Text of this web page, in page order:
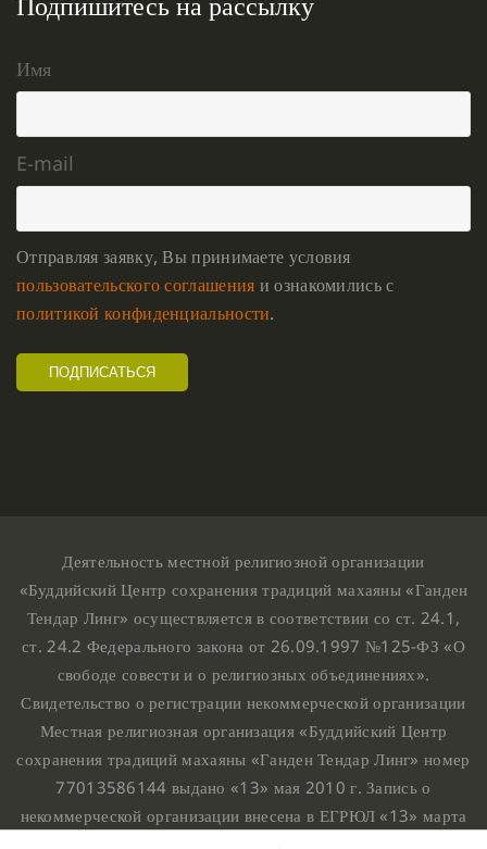
Имя
E-mail
Отправляя заявку, Вы принимаете условия
пользовательского соглашения и ознакомились с
политикой конфиденциальности.
Деятельность местной религиозной организации
«Буддийский Центр сохранения традиций махаяны «Ганден
Тендар Линг» осуществляется в соответствии со ст. 24.1,
ст. 24.2 Федерального закона от 26.09.1997 №125-ФЗ «О
свободе совести и о религиозных объединениях».
Свидетельство о регистрации некоммерческой организации
Местная религиозная организация «Буддийский Центр
сохранения традиций махаяны «Ганден Тендар Линг» номер
77013586144 выдано «13» мая 2010 г. Запись о
некоммерческой организации внесена в ЕГРЮЛ «13» марта